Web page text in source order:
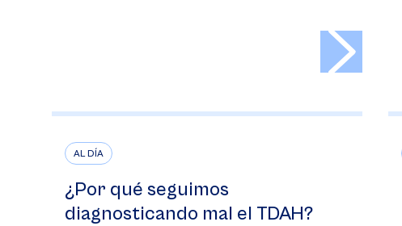
AL DÍA
¿Por qué seguimos
diagnosticando mal el TDAH?